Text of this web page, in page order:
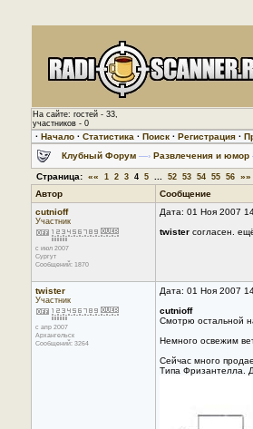
На сайте: гостей - 33,
участников - 0
· Начало · Статистика · Поиск · Регистрация ·
Клубный Форум —› Развлечения и юмор
Страница: «« 1 2 3 4 5 52 53 54 55 56 »»
Автор
Сообщение
cutnioff
Участник
с июл 2007
Сургут
Сообщений: 1870
Дата: 01 Ноя 2007
twister согласен.
twister
Участник
с апр 2007
Архангельск
Сообщений: 3264
Дата: 01 Ноя 2007
cutnioff
Смотрю остальной
Немного освежим
Сейчас много
Типа Фризантелла.